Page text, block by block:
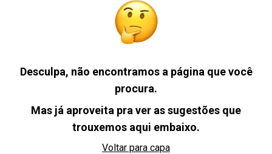
Desculpa, não encontramos a página que você
procura.
Mas já aproveita pra ver as sugestões que
trouxemos aqui embaixo.
Voltar para capa